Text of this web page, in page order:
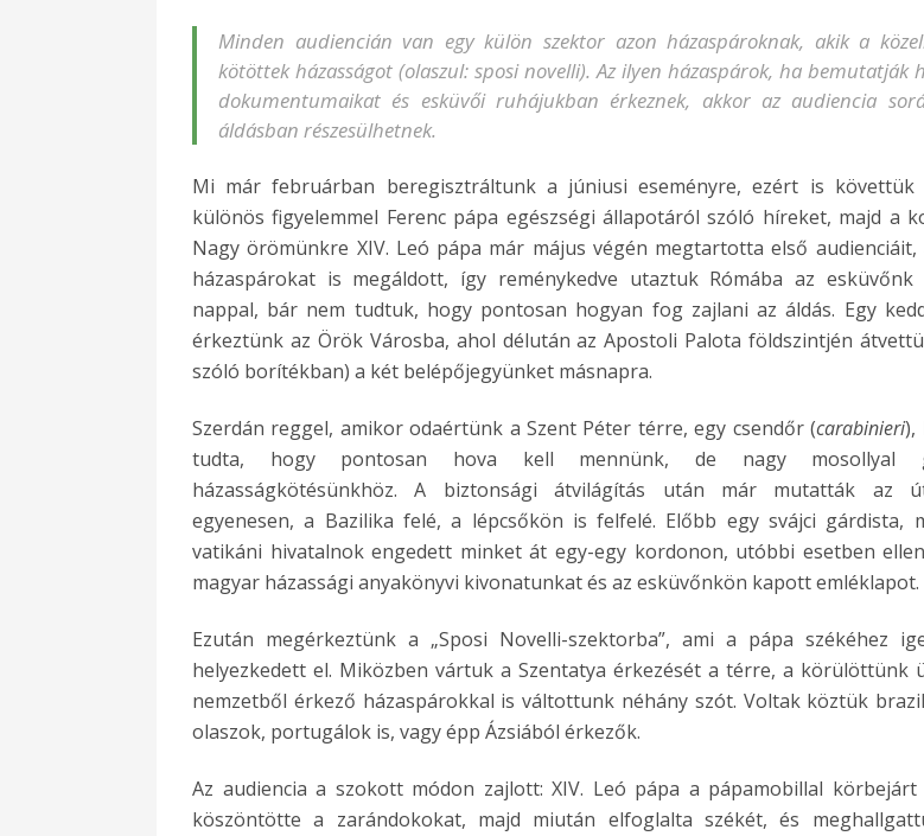
Minden audiencián van egy külön szektor azon házaspároknak, akik a
kötöttek házasságot (olaszul: sposi novelli). Az ilyen házaspárok, ha bemutatják
dokumentumaikat és esküvői ruhájukban érkeznek, akkor az audiencia
áldásban részesülhetnek.
Mi már februárban beregisztráltunk a júniusi eseményre, ezért is követtük
különös figyelemmel Ferenc pápa egészségi állapotáról szóló híreket, majd a
Nagy örömünkre XIV. Leó pápa már május végén megtartotta első audienciáit,
házaspárokat is megáldott, így reménykedve utaztuk Rómába az
nappal, bár nem tudtuk, hogy pontosan hogyan fog zajlani az áldás. Egy
érkeztünk az Örök Városba, ahol délután az Apostoli Palota földszintjén
szóló borítékban) a két belépőjegyünket másnapra.
Szerdán reggel, amikor odaértünk a Szent Péter térre, egy csendőr (carabinieri),
tudta, hogy pontosan hova kell mennünk, de nagy mosollyal
házasságkötésünkhöz. A biztonsági átvilágítás után már mutatták az
egyenesen, a Bazilika felé, a lépcsőkön is felfelé. Előbb egy svájci gárdista,
vatikáni hivatalnok engedett minket át egy-egy kordonon, utóbbi esetben
magyar házassági anyakönyvi kivonatunkat és az esküvőnkön kapott emléklapot.
Ezután megérkeztünk a „Sposi Novelli-szektorba”, ami a pápa székéhez
helyezkedett el. Miközben vártuk a Szentatya érkezését a térre, a körülöttünk
nemzetből érkező házaspárokkal is váltottunk néhány szót. Voltak köztük
olaszok, portugálok is, vagy épp Ázsiából érkezők.
Az audiencia a szokott módon zajlott: XIV. Leó pápa a pápamobillal
köszöntötte a zarándokokat, majd miután elfoglalta székét, és